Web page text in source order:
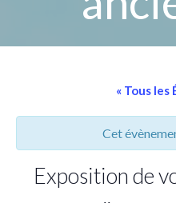
« Tous les
Cet
Exposition de